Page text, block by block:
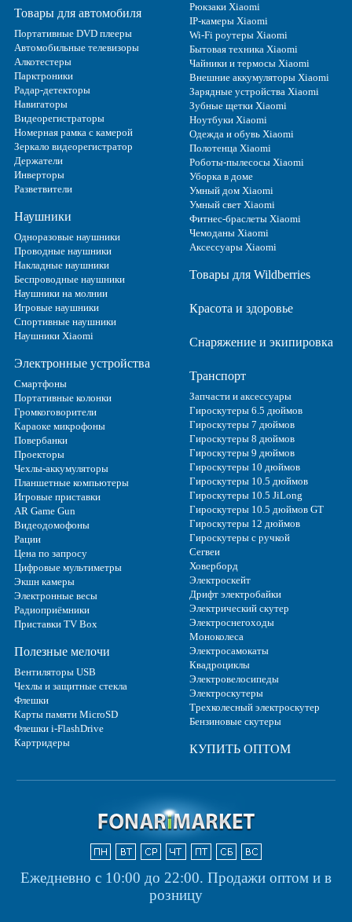
Товары для автомобиля
Портативные DVD плееры
Автомобильные телевизоры
Алкотестеры
Парктроники
Радар-детекторы
Навигаторы
Видеорегистраторы
Номерная рамка с камерой
Зеркало видеорегистратор
Держатели
Инверторы
Разветвители
Наушники
Одноразовые наушники
Проводные наушники
Накладные наушники
Беспроводные наушники
Наушники на молнии
Игровые наушники
Спортивные наушники
Наушники Xiaomi
Электронные устройства
Смартфоны
Портативные колонки
Громкоговорители
Караоке микрофоны
Повербанки
Проекторы
Чехлы-аккумуляторы
Планшетные компьютеры
Игровые приставки
AR Game Gun
Видеодомофоны
Рации
Цена по запросу
Цифровые мультиметры
Экшн камеры
Электронные весы
Радиоприёмники
Приставки TV Box
Полезные мелочи
Вентиляторы USB
Чехлы и защитные стекла
Флешки
Карты памяти MicroSD
Флешки i-FlashDrive
Картридеры
Рюкзаки Xiaomi
IP-камеры Xiaomi
Wi-Fi роутеры Xiaomi
Бытовая техника Xiaomi
Чайники и термосы Xiaomi
Внешние аккумуляторы Xiaomi
Зарядные устройства Xiaomi
Зубные щетки Xiaomi
Ноутбуки Xiaomi
Одежда и обувь Xiaomi
Полотенца Xiaomi
Роботы-пылесосы Xiaomi
Уборка в доме
Умный дом Xiaomi
Умный свет Xiaomi
Фитнес-браслеты Xiaomi
Чемоданы Xiaomi
Аксессуары Xiaomi
Товары для Wildberries
Красота и здоровье
Снаряжение и экипировка
Транспорт
Запчасти и аксессуары
Гироскутеры 6.5 дюймов
Гироскутеры 7 дюймов
Гироскутеры 8 дюймов
Гироскутеры 9 дюймов
Гироскутеры 10 дюймов
Гироскутеры 10.5 дюймов
Гироскутеры 10.5 JiLong
Гироскутеры 10.5 дюймов GT
Гироскутеры 12 дюймов
Гироскутеры с ручкой
Сегвеи
Ховерборд
Электроскейт
Дрифт электробайки
Электрический скутер
Электроснегоходы
Моноколеса
Электросамокаты
Квадроциклы
Электровелосипеды
Электроскутеры
Трехколесный электроскутер
Бензиновые скутеры
КУПИТЬ ОПТОМ
Ежедневно с 10:00 до 22:00. Продажи оптом и в
розницу